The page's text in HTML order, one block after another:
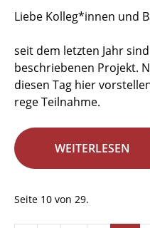
Liebe Kolleg*innen und
seit dem letzten Jahr
beschriebenen Projekt.
diesen Tag hier
rege Teilnahme.
WEITERLESEN
Seite 10 von 29.